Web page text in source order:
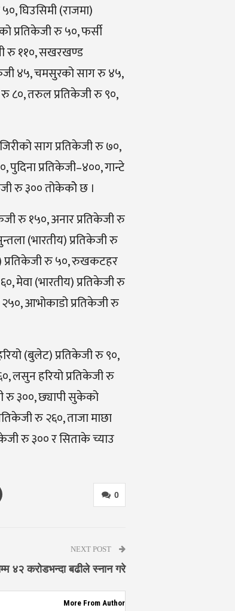
घिउसिमी (राजमा)
प्रतिकेजी रु ५०, फर्सी
रु ११०, सखरखण्ड
४५, चमसुरको साग रु ४५,
रु ८०, तरुल प्रतिकेजी रु ९०,
साग प्रतिकेजी रु ७०,
प्रतिकेजी–४००, गान्टे
रु ३०० तोकेकोे छ ।
रु १५०, अनार प्रतिकेजी रु
(भारतीय) प्रतिकेजी रु
प्रतिकेजी रु ५०, रुखकटहर
मेवा (भारतीय) प्रतिकेजी रु
२५०, आभोकाडो प्रतिकेजी रु
(बुलेट) प्रतिकेजी रु ९०,
लसुन हरियो प्रतिकेजी रु
रु ३००, छ्यापी सुकेको
रु २६०, ताजा माछा
रु ३०० र सिताके च्याउ
0
NEXT POST
४२ करोडभन्दा बढीले स्नान गरे
More From Author